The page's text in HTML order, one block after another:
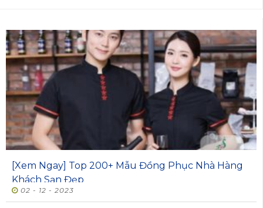
[Xem Ngay] Top 200+ Mẫu Đồng Phục Nhà Hàng
Khách Sạn Đẹp
02 - 12 - 2023